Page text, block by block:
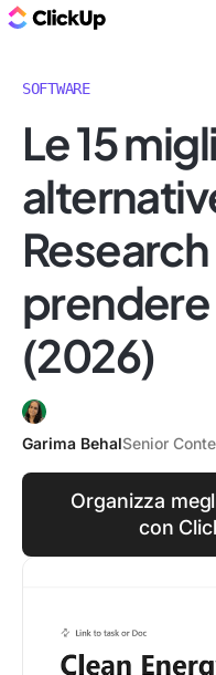
SOFTWARE
Le 15
(2026)
Garima BehalSenior
Organizza
con